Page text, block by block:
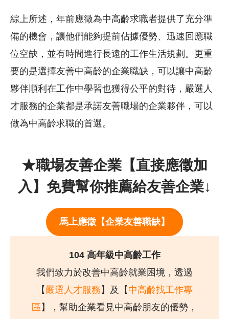
綜上所述，年前應徵為中高齡求職者提供了充分準
備的機會，讓他們能夠提前佔據優勢、迅速回應職
位空缺，並有時間進行長遠的工作生活規劃。更重
要的是選擇友善中高齡的企業職缺，可以讓中高齡
夥伴順利在工作中學習也獲得公平的對待，嚴選人
才服務的企業都是承諾友善職場的企業夥伴，可以
做為中高齡求職的首選。
★職場友善企業【直接應徵加
入】免費幫你推薦給友善企業↓
馬上應徵【企業友善職缺】
104 高年級中高齡工作
我們致力於改善中高齡就業困境，透過
【 嚴選人才服務 】及【 中高齡找工作專
區 】，幫助企業看見中高齡朋友的優勢，